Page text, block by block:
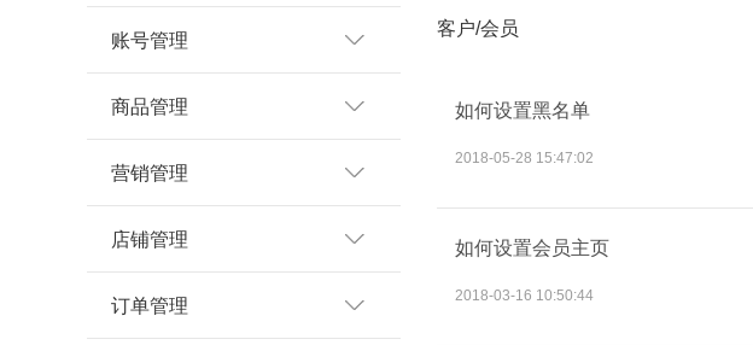
账号管理
商品管理
营销管理
店铺管理
订单管理
客户/会员
如何设置黑名单
2018-05-28 15:47:02
如何设置会员主页
2018-03-16 10:50:44